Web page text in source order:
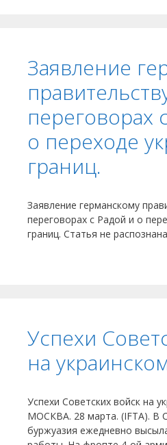
Заявление
переговорах
о переходе
границ.
Заявление германскому
переговорах с Радой и о
границ. Статья не
Успехи
на
Успехи Советских войск на
МОСКВА. 28 марта. (IFTA). В
буржуазия ежедневно